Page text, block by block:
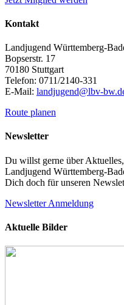
Kontakt
Landjugend Württemberg-
Bopserstr. 17
70180 Stuttgart
Telefon: 0711/2140-331
E-Mail: landjugend@lbv-
Route planen
Newsletter
Du willst gerne über
Landjugend Württemberg-
Dich doch für unseren
NewsletterAnmeldung
Aktuelle Bilder